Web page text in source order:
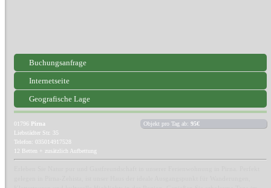
Buchungsanfrage
Internetseite
Geografische Lage
01796 Pirna
Liebstädter Str. 35
Telefon: 035014917528
12 Betten + zusätzlich Aufbettung
Objekt pro Tag ab: 95€